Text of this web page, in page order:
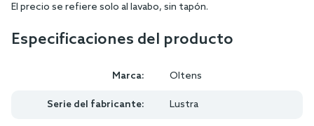
El precio se refiere solo al lavabo, sin tapón.
Especificaciones del producto
Marca: Oltens
Serie del fabricante: Lustra